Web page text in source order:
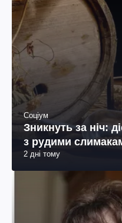
Соціум
Зникнуть за ніч:
з рудими
2 дні тому